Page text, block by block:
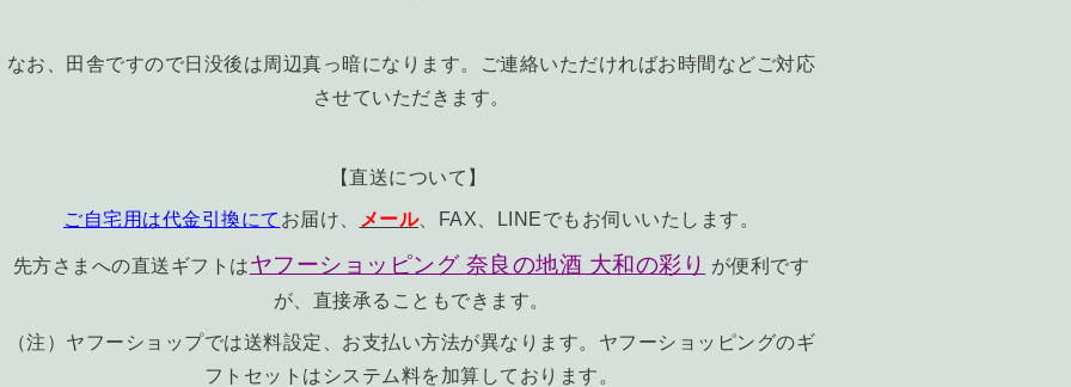
なお、田舎ですので日没後は周辺真っ暗になります。ご連絡いただければお時間などご対応
させていただきます。
【直送について】
ご自宅用は代金引換にて お届け、 メール、FAX、LINEでもお伺いいたします。
先方さまへの直送ギフトはヤフーショッピング 奈良の地酒 大和の彩り が便利です
が、直接承ることもできます。
（注）ヤフーショップでは送料設定、お支払い方法が異なります。ヤフーショッピングのギ
フトセットはシステム料を加算しております。